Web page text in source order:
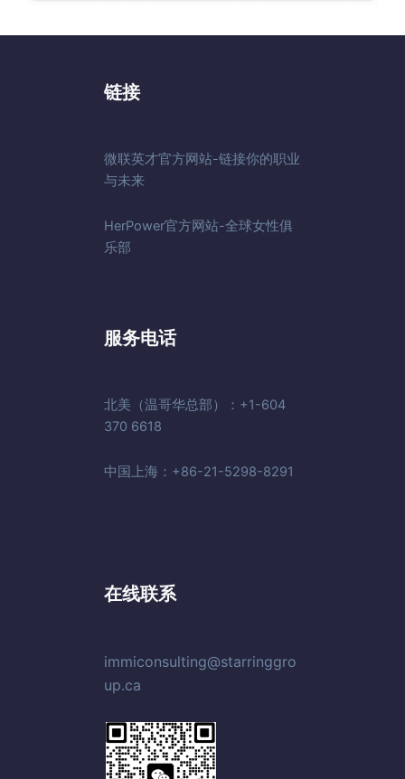
链接
微联英才官方网站-链接你的职业
与未来
HerPower官方网站-全球女性俱
乐部
服务电话
北美（温哥华总部）：+1-604
370 6618
中国上海：+86-21-5298-8291
在线联系
immiconsulting@starringgro
up.ca